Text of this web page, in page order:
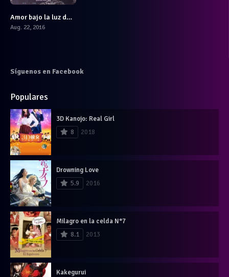
7
Amor bajo la luz de la luna
Aug. 22, 2016
Síguenos en Facebook
Populares
3D Kanojo: Real Girl
8
2018
Drowning Love
5.9
2016
Milagro en la celda N°7
8.1
2013
Kakegurui